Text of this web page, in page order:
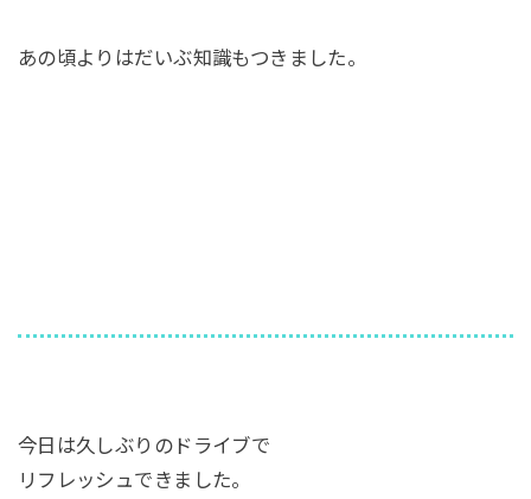
あの頃よりはだいぶ知識もつきました。
今日は久しぶりのドライブで
リフレッシュできました。